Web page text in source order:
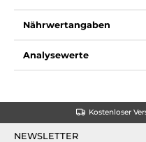
Nährwertangaben
Analysewerte
Kostenloser
NEWSLETTER